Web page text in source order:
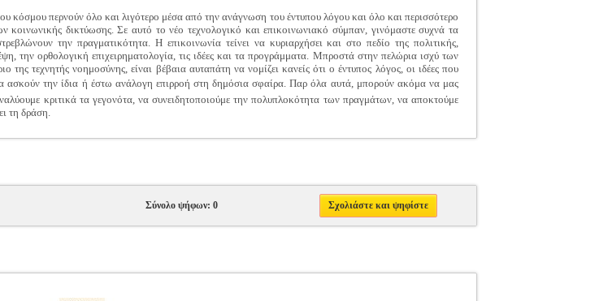
κόσμου περνούν όλο και λιγότερο μέσα από την ανάγνωση του έντυπου λόγου και όλο και περισσότερο
κοινωνικής δικτύωσης. Σε αυτό το νέο τεχνολογικό και επικοινωνιακό σύμπαν, γινόμαστε συχνά τα
την πραγματικότητα. Η επικοινωνία τείνει να κυριαρχήσει και στο πεδίο της πολιτικής,
την ορθολογική επιχειρηματολογία, τις ιδέες και τα προγράμματα. Μπροστά στην πελώρια ισχύ των
τεχνητής νοημοσύνης, είναι βέβαια αυταπάτη να νομίζει κανείς ότι ο έντυπος λόγος, οι ιδέες που
ασκούν την ίδια ή έστω ανάλογη επιρροή στη δημόσια σφαίρα. Παρ όλα αυτά, μπορούν ακόμα να μας
κριτικά τα γεγονότα, να συνειδητοποιούμε την πολυπλοκότητα των πραγμάτων, να αποκτούμε
τη δράση.
Σύνολο ψήφων: 0 Σχολιάστε και ψηφίστε